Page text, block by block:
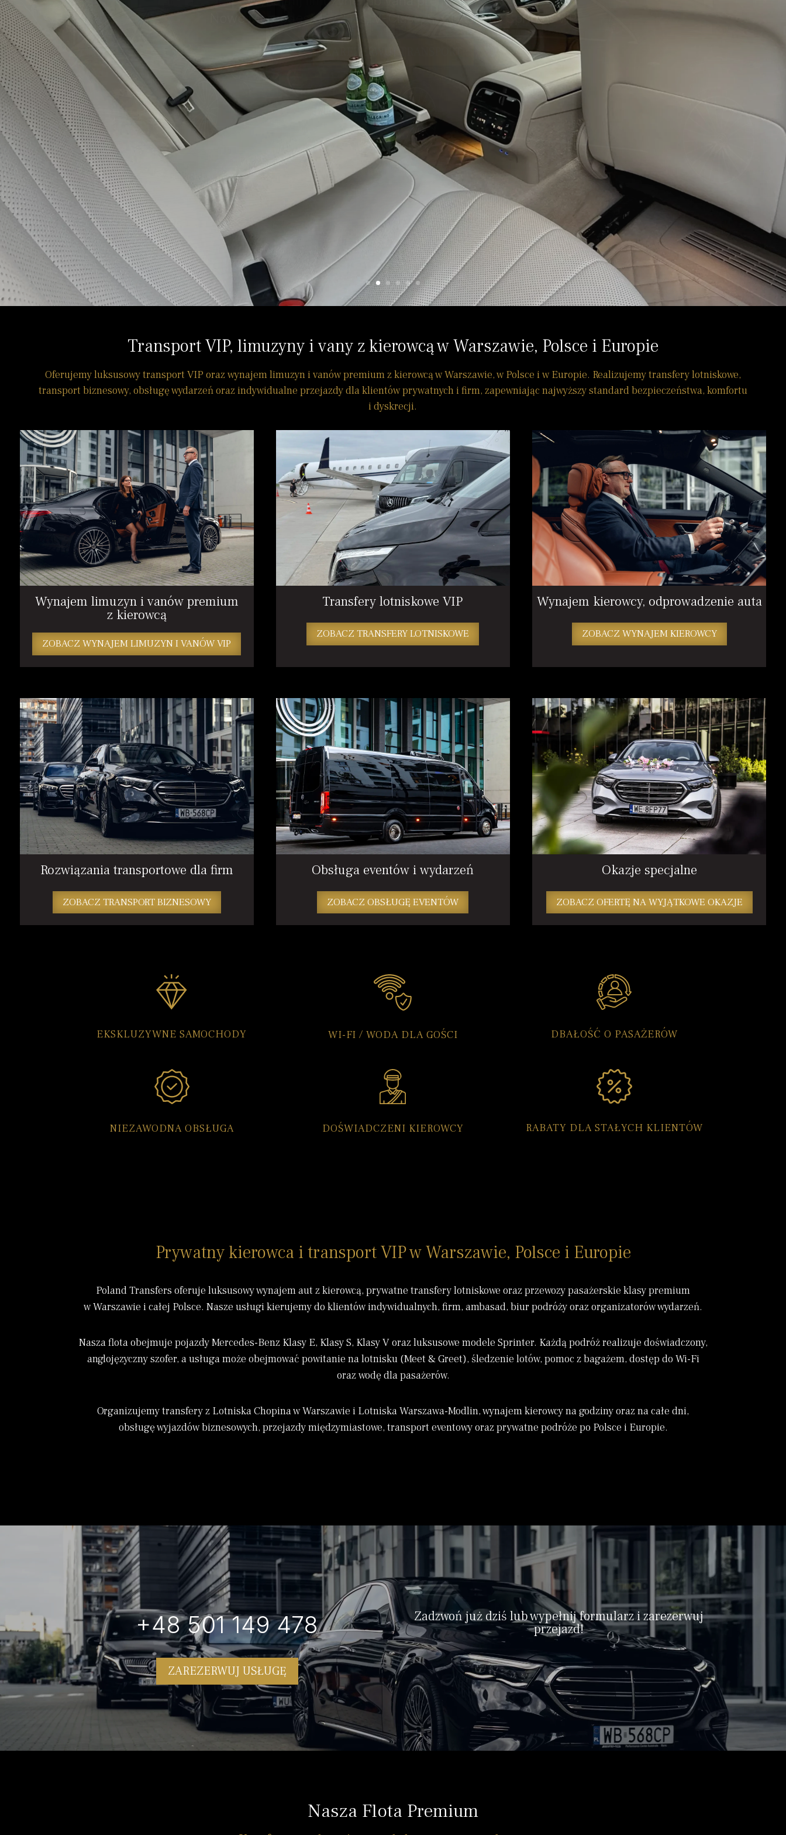
Podróżuj w luksusie na pokładzie najnowszej generacji Mercedesa Klasy E
ZAMÓW LIMUZYNĘ
Transport VIP, limuzyny i vany z kierowcą w Warszawie, Polsce i Europie
Oferujemy luksusowy transport VIP oraz wynajem limuzyn i vanów premium z kierowcą w Warszawie, w Polsce i w Europie. Realizujemy transfery lotniskowe,
transport biznesowy, obsługę wydarzeń oraz indywidualne przejazdy dla klientów prywatnych i firm, zapewniając najwyższy standard bezpieczeństwa, komfortu
i dyskrecji.
Wynajem limuzyn i vanów premium
z kierowcą
ZOBACZ WYNAJEM LIMUZYN I VANÓW VIP
Transfery lotniskowe VIP
ZOBACZ TRANSFERY LOTNISKOWE
Wynajem kierowcy, odprowadzenie auta
ZOBACZ WYNAJEM KIEROWCY
Rozwiązania transportowe dla firm
ZOBACZ TRANSPORT BIZNESOWY
Obsługa eventów i wydarzeń
ZOBACZ OBSŁUGĘ EVENTÓW
Okazje specjalne
ZOBACZ OFERTĘ NA WYJĄTKOWE OKAZJE
EKSKLUZYWNE SAMOCHODY WI-FI / WODA DLA GOŚCI DBAŁOŚĆ O PASAŻERÓW
NIEZAWODNA OBSŁUGA DOŚWIADCZENI KIEROWCY RABATY DLA STAŁYCH KLIENTÓW
Prywatny kierowca i transport VIP w Warszawie, Polsce i Europie
Poland Transfers oferuje luksusowy wynajem aut z kierowcą, prywatne transfery lotniskowe oraz przewozy pasażerskie klasy premium
w Warszawie i całej Polsce. Nasze usługikierujemy do klientów indywidualnych, firm, ambasad, biur podróży oraz organizatorów wydarzeń.
Nasza flotaobejmuje pojazdy Mercedes-Benz Klasy E, Klasy S, Klasy V oraz luksusowe modele Sprinter. Każdą podróż realizuje doświadczony,
anglojęzyczny szofer, a usługa może obejmować powitanie na lotnisku (Meet & Greet), śledzenie lotów, pomoc z bagażem, dostęp do Wi-Fi
oraz wodę dla pasażerów.
Organizujemy transfery z Lotniska Chopina w Warszawie i Lotniska Warszawa-Modlin, wynajem kierowcy na godziny oraz na całe dni,
obsługę wyjazdów biznesowych, przejazdy międzymiastowe, transport eventowy oraz prywatne podróże po Polsce i Europie.
+48 501 149 478
ZAREZERWUJ USŁUGĘ
Zadzwoń już dziś lub wypełnij formularz i zarezerwuj
przejazd!
Nasza Flota Premium